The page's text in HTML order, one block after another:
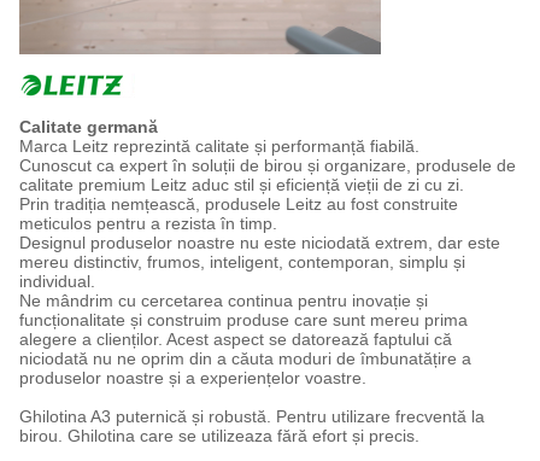
Calitate germană
Marca Leitz reprezintă calitate și performanță fiabilă.
Cunoscut ca expert în soluții de birou și organizare, produsele de
calitate premium Leitz aduc stil și eficiență vieții de zi cu zi.
Prin tradiția nemțească, produsele Leitz au fost construite
meticulos pentru a rezista în timp.
Designul produselor noastre nu este niciodată extrem, dar este
mereu distinctiv, frumos, inteligent, contemporan, simplu și
individual.
Ne mândrim cu cercetarea continua pentru inovație și
funcționalitate și construim produse care sunt mereu prima
alegere a clienților. Acest aspect se datorează faptului că
niciodată nu ne oprim din a căuta moduri de îmbunatățire a
produselor noastre și a experiențelor voastre.
Ghilotina A3 puternică și robustă. Pentru utilizare frecventă la
birou. Ghilotina care se utilizeaza fără efort și precis.